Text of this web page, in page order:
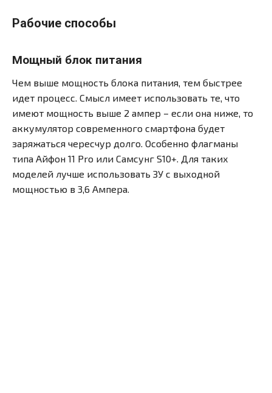
Рабочие способы
Мощный блок питания
Чем выше мощность блока питания, тем быстрее
идет процесс. Смысл имеет использовать те, что
имеют мощность выше 2 ампер – если она ниже, то
аккумулятор современного смартфона будет
заряжаться чересчур долго. Особенно флагманы
типа Айфон 11 Pro или Самсунг S10+. Для таких
моделей лучше использовать ЗУ с выходной
мощностью в 3,6 Ампера.